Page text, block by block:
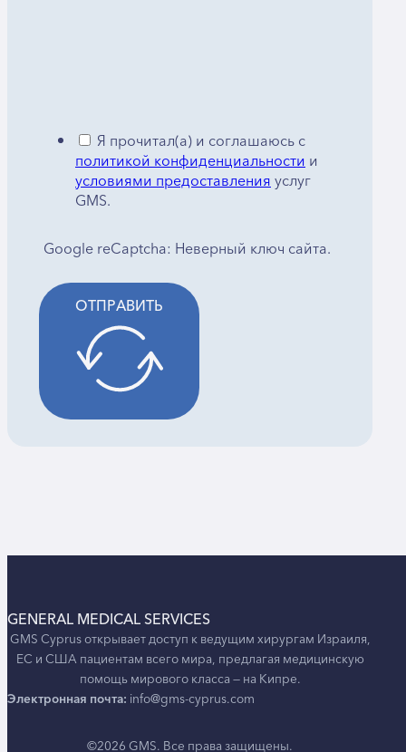
Я прочитал(а) и соглашаюсь с
политикой конфиденциальностии
условиями предоставленияуслуг
GMS.
Google reCaptcha: Неверный ключ сайта.
ОТПРАВИТЬ
GENERAL MEDICAL SERVICES
GMS Cyprus открывает доступ к ведущим хирургам Израиля,
ЕС и США пациентам всего мира, предлагая медицинскую
помощь мирового класса — на Кипре.
Электронная почта: info@gms-cyprus.com
©2026 GMS. Все права защищены.